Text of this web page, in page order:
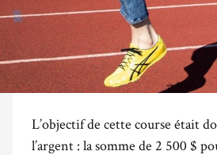
L’objectif de cette course était
l’argent : la somme de 2 500 $